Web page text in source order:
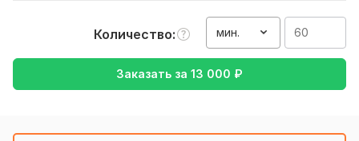
—————————————————————————————
Какие услуги я предоставляю
Количество мин.
Заказать за 13 000 ₽